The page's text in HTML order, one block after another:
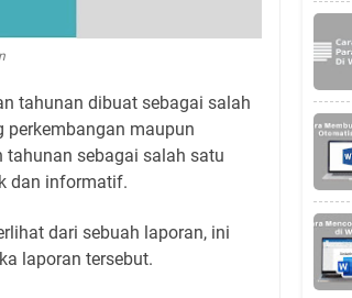
tahunan dibuat sebagai salah
maupun
tahunan sebagai salah satu
dan informatif.
dari sebuah laporan, ini
laporan tersebut.